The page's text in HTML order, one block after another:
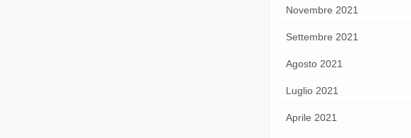
Novembre 2021
Settembre 2021
Agosto 2021
Luglio 2021
Aprile 2021